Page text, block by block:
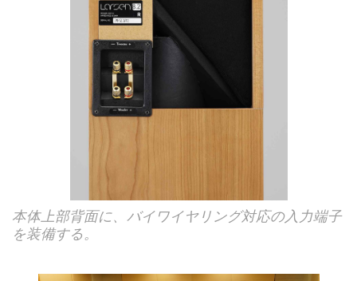
本体上部背面に、バイワイヤリング対応の入力端子
を装備する。